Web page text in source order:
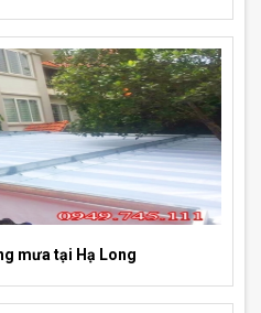
mưa tại Hạ Long